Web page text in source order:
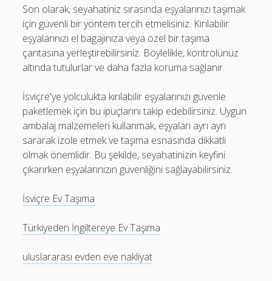
Son olarak, seyahatiniz sırasında eşyalarınızı taşımak
için güvenli bir yöntem tercih etmelisiniz. Kırılabilir
eşyalarınızı el bagajınıza veya özel bir taşıma
çantasına yerleştirebilirsiniz. Böylelikle, kontrolünüz
altında tutulurlar ve daha fazla koruma sağlanır.
İsviçre'ye yolculukta kırılabilir eşyalarınızı güvenle
paketlemek için bu ipuçlarını takip edebilirsiniz. Uygun
ambalaj malzemeleri kullanmak, eşyaları ayrı ayrı
sararak izole etmek ve taşıma esnasında dikkatli
olmak önemlidir. Bu şekilde, seyahatinizin keyfini
çıkarırken eşyalarınızın güvenliğini sağlayabilirsiniz.
İsviçre Ev Taşıma
Türkiyeden İngiltereye Ev Taşıma
uluslararası evden eve nakliyat